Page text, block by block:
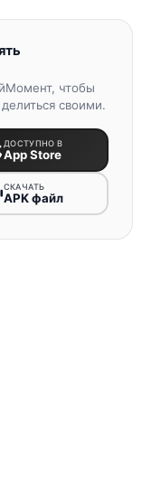
чтобы
своими.
ДОСТУПНО В
App Store
СКАЧАТЬ
APK файл